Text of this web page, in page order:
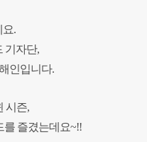
요.
기자단,
인입니다.
시즌,
를 즐겼는데요~!!